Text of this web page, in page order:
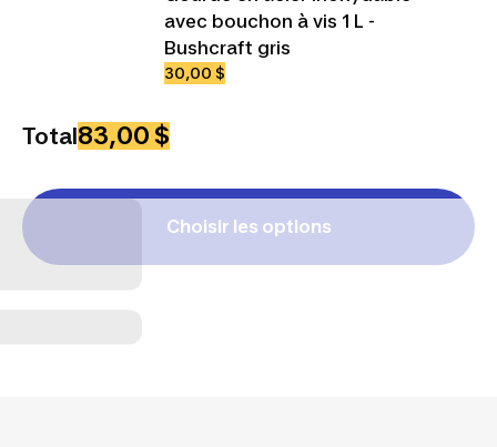
avec bouchon à vis 1 L -
Bushcraft gris
30,00 $
Total83,00 $
Choisir les options